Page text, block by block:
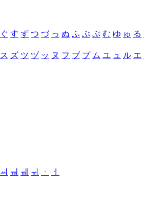
ぐ す ず つ づ っ ぬ ふ ぶ ぷ む ゆ ゅ る
ス ズ ツ ヅ ッ ヌ フ ブ プ ム ユ ュ ル エ
ㆉ ㆊ ㆋ ㆌ ㆍ
ㆎ